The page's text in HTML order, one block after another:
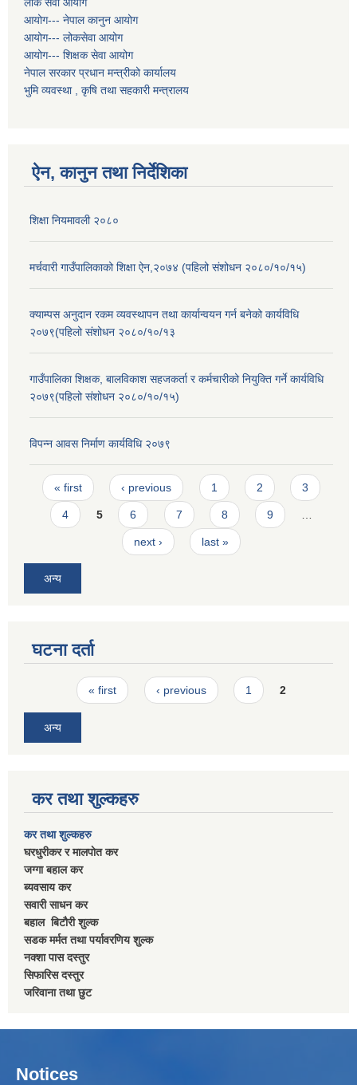
लोक सेवा आयोग
आयोग--- नेपाल कानुन आयोग
आयोग--- लोकसेवा आयोग
आयोग--- शिक्षक सेवा आयोग
नेपाल सरकार प्रधान मन्त्रीको कार्यालय
भुमि व्यवस्था , कृषि तथा सहकारी मन्त्रालय
ऐन, कानुन तथा निर्देशिका
शिक्षा नियमावली २०८०
मर्चवारी गाउँपालिकाको शिक्षा ऐन,२०७४ (पहिलो संशोधन २०८०/१०/१५)
क्याम्पस अनुदान रकम व्यवस्थापन तथा कार्यान्वयन गर्न बनेको कार्यविधि
२०७९(पहिलो संशोधन २०८०/१०/१३
गाउँपालिका शिक्षक, बालविकाश सहजकर्ता र कर्मचारीको नियुक्ति गर्ने कार्यविधि
२०७९(पहिलो संशोधन २०८०/१०/१५)
विपन्न आवस निर्माण कार्यविधि २०७९
Pages
« first ‹ previous 1 2 3
4 5 6 7 8 9
next › last »
अन्य
घटना दर्ता
Pages« first ‹ previous 1 2
अन्य
कर तथा शुल्कहरु
कर तथा शुल्कहरु
घरधुरीकर र मालपाेत कर
जग्गा बहाल कर
ब्यवसाय कर
सवारी साधन कर
बहाल बिटाैरी शुल्क
सडक मर्मत तथा पर्यावरणिय शुल्क
नक्शा पास दस्तुर
सिफारिस दस्तुर
जरिवाना तथा छुट
Notices